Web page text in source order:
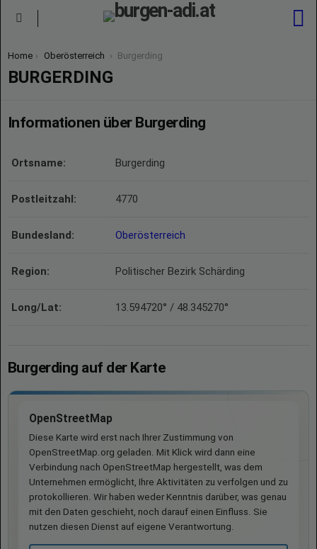
You are here:
Home Oberösterreich Burgerding
BURGERDING
Informationen über Burgerding
Ortsname: Burgerding
Postleitzahl: 4770
Bundesland: Oberösterreich
Region: Politischer Bezirk Schärding
Long/Lat: 13.594720° / 48.345270°
Burgerding auf der Karte
OpenStreetMap
Diese Karte wird erst nach Ihrer Zustimmung von
OpenStreetMap.org geladen. Mit Klick wird dann eine
Verbindung nach OpenStreetMap hergestellt, was dem
Unternehmen ermöglicht, Ihre Aktivitäten zu verfolgen und zu
protokollieren. Wir haben weder Kenntnis darüber, was genau
mit den Daten geschieht, noch darauf einen Einfluss. Sie
nutzen diesen Dienst auf eigene Verantwortung.